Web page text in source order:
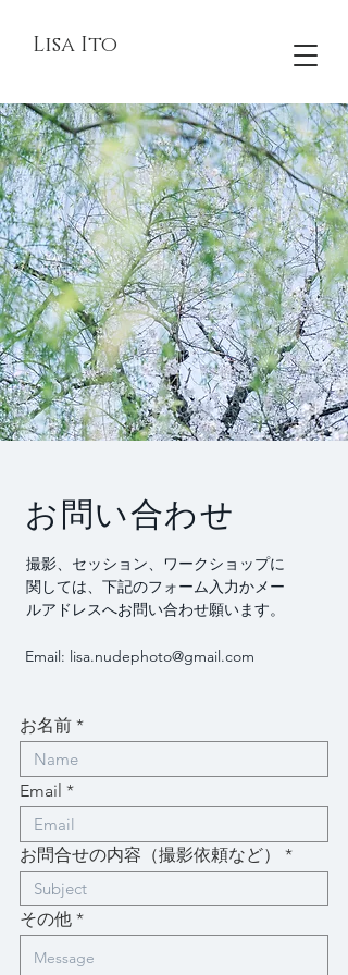
Lisa Ito
​お問い合わせ
撮影、セッション、ワークショップに
関しては、下記のフォーム入力かメー
ルアドレスへお問い合わせ願います。
Email: lisa.nudephoto@gmail.com
お名前
Email
お問合せの内容（撮影依頼など）
その他